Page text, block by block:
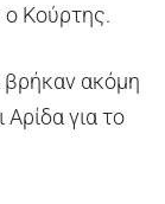
ο Κούρτης.
βρήκαν ακόμη
για το